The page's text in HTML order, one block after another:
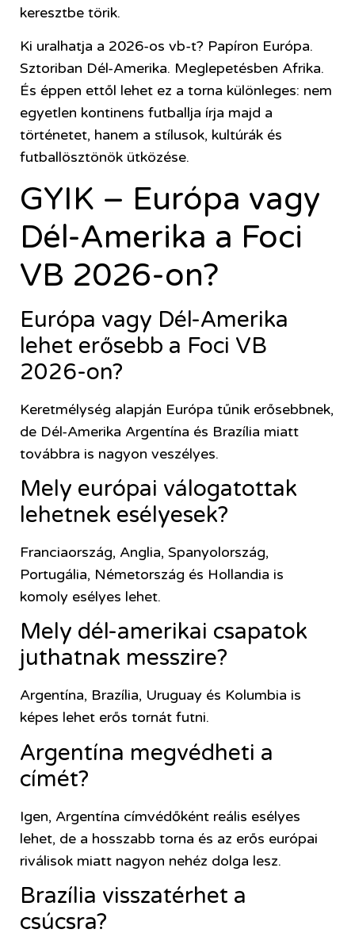
keresztbe törik.
Ki uralhatja a 2026-os vb-t? Papíron Európa.
Sztoriban Dél-Amerika. Meglepetésben Afrika.
És éppen ettől lehet ez a torna különleges: nem
egyetlen kontinens futballja írja majd a
történetet, hanem a stílusok, kultúrák és
futballösztönök ütközése.
GYIK – Európa vagy
Dél-Amerika a Foci
VB 2026-on?
Európa vagy Dél-Amerika
lehet erősebb a Foci VB
2026-on?
Keretmélység alapján Európa tűnik erősebbnek,
de Dél-Amerika Argentína és Brazília miatt
továbbra is nagyon veszélyes.
Mely európai válogatottak
lehetnek esélyesek?
Franciaország, Anglia, Spanyolország,
Portugália, Németország és Hollandia is
komoly esélyes lehet.
Mely dél-amerikai csapatok
juthatnak messzire?
Argentína, Brazília, Uruguay és Kolumbia is
képes lehet erős tornát futni.
Argentína megvédheti a
címét?
Igen, Argentína címvédőként reális esélyes
lehet, de a hosszabb torna és az erős európai
riválisok miatt nagyon nehéz dolga lesz.
Brazília visszatérhet a
csúcsra?